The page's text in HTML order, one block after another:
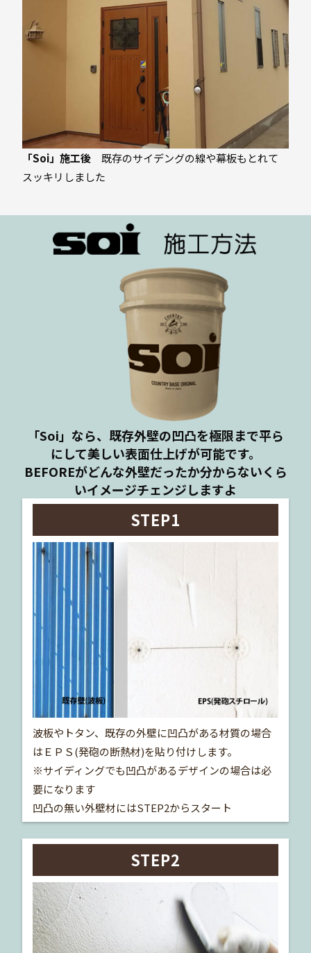
「Soi」施工後 既存のサイデングの線や幕板もとれて
スッキリしました
「Soi」なら、既存外壁の凹凸を極限まで平ら
にして美しい表面仕上げが可能です。
BEFOREがどんな外壁だったか分からないくら
いイメージチェンジしますよ
STEP1
波板やトタン、既存の外壁に凹凸がある材質の場合
はＥＰＳ(発砲の断熱材)を貼り付けします。
※サイディングでも凹凸があるデザインの場合は必
要になります
凹凸の無い外壁材にはSTEP2からスタート
STEP2